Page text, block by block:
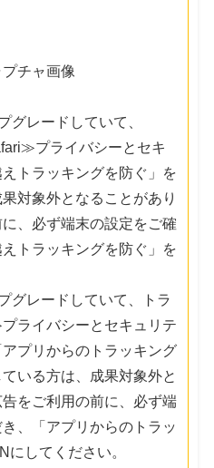
プチャ画像
グレードしていて、
プライバシーとセキ
トラッキングを防ぐ」を
対象外となることがあり
、必ず端末の設定をご確
トラッキングを防ぐ」を
グレードしていて、トラ
ライバシーとセキュリテ
プリからのトラッキング
いる方は、成果対象外と
をご利用の前に、必ず端
、「アプリからのトラッ
にしてください。